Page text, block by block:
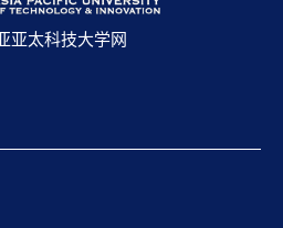
亚太科技大学网